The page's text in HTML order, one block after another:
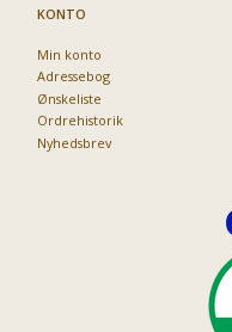
KONTO
Min konto
Adressebog
Ønskeliste
Ordrehistorik
Nyhedsbrev